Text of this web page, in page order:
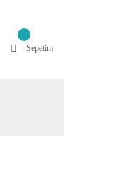
Sepetim